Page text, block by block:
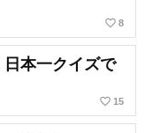
favorite_border 8
日本一クイズで
favorite_border 15